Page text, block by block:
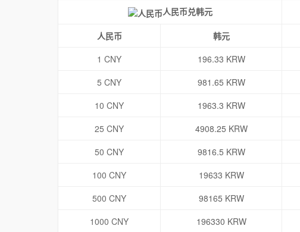
人民币兑韩元
人民币 韩元
1 CNY
196.33 KRW
5 CNY
981.65 KRW
10 CNY
1963.3 KRW
25 CNY
4908.25 KRW
50 CNY
9816.5 KRW
100 CNY
19633 KRW
500 CNY
98165 KRW
1000 CNY
196330 KRW